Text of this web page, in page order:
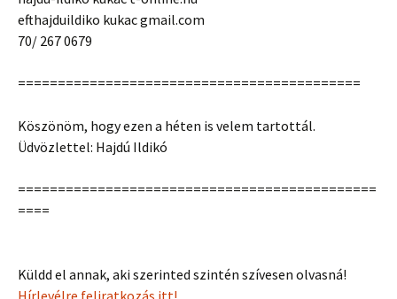
efthajduildiko kukac gmail.com
70/ 267 0679
===========================================
Köszönöm, hogy ezen a héten is velem tartottál.
Üdvözlettel: Hajdú Ildikó
=============================================
====
Küldd el annak, aki szerinted szintén szívesen olvasná!